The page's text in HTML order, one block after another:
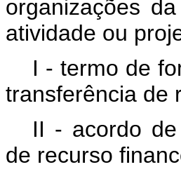
organizações
atividade ou
I - termo de
transferência de
II - acordo
de recurso